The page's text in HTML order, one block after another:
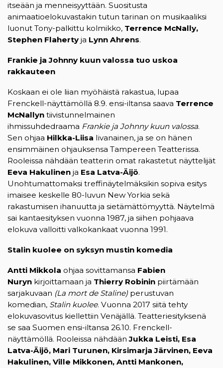
itseään ja menneisyyttään. Suositusta
animaatioelokuvastakin tutun tarinan on musikaaliksi
luonut Tony-palkittu kolmikko, Terrence McNally,
Stephen Flaherty ja Lynn Ahrens.
Frankie ja Johnny kuun valossa tuo uskoa
rakkauteen
Koskaan ei ole liian myöhäistä rakastua, lupaa
Frenckell-näyttämöllä 8.9. ensi-iltansa saava Terrence
McNallyn tiivistunnelmainen
ihmissuhdedraama Frankie ja Johnny kuun valossa.
Sen ohjaa Hilkka-Liisa Iivanainen, ja se on hänen
ensimmäinen ohjauksensa Tampereen Teatterissa.
Rooleissa nähdään teatterin omat rakastetut näyttelijät
Eeva Hakulinen ja Esa Latva-Äijö.
Unohtumattomaksi treffinäytelmäksikin sopiva esitys
imaisee keskelle 80-luvun New Yorkia sekä
rakastumisen ihanuutta ja sietämättömyyttä. Näytelmä
sai kantaesityksen vuonna 1987, ja siihen pohjaava
elokuva valloitti valkokankaat vuonna 1991.
Stalin kuolee on syksyn mustin komedia
Antti Mikkola ohjaa sovittamansa Fabien
Nuryn kirjoittamaan ja Thierry Robinin piirtämään
sarjakuvaan (La mort de Staline) perustuvan
komedian, Stalin kuolee. Vuonna 2017 siitä tehty
elokuvasovitus kiellettiin Venäjällä. Teatteriesityksenä
se saa Suomen ensi-iltansa 26.10. Frenckell-
näyttämöllä. Rooleissa nähdäänJukka Leisti, Esa
Latva-Äijö, Mari Turunen, Kirsimarja Järvinen, Eeva
Hakulinen, Ville Mikkonen, Antti Mankonen,